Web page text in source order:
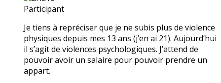
Participant
Je tiens à repréciser que je ne subis plus de violence
physiques depuis mes 13 ans (j’en ai 21). Aujourd’hui
il s’agit de violences psychologiques. J’attend de
pouvoir avoir un salaire pour pouvoir prendre un
appart.